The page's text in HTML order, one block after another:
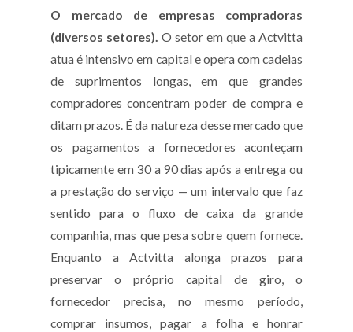
O mercado de empresas compradoras
(diversos setores). O setor em que a Actvitta
atua é intensivo em capital e opera com cadeias
de suprimentos longas, em que grandes
compradores concentram poder de compra e
ditam prazos. É da natureza desse mercado que
os pagamentos a fornecedores aconteçam
tipicamente em 30 a 90 dias após a entrega ou
a prestação do serviço — um intervalo que faz
sentido para o fluxo de caixa da grande
companhia, mas que pesa sobre quem fornece.
Enquanto a Actvitta alonga prazos para
preservar o próprio capital de giro, o
fornecedor precisa, no mesmo período,
comprar insumos, pagar a folha e honrar